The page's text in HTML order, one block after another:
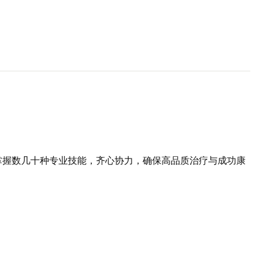
数几十种专业技能，齐心协力，确保高品质治疗与成功康